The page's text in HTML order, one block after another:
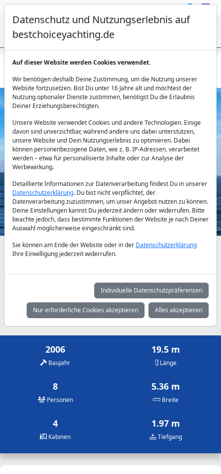
Motoryacht Lady L – 19.5m in Griechenland mieten
Previous
Verfügbarkeiten und Tagespreise nach Absprache
Mai Juni
2.500 €
Juli
2.860 €
August
2.860 €
September
2.500 €
Oktober
2.500 €
2006
Baujahr
19.5 m
Länge
8
Personen
5.36 m
Breite
4
Kabinen
1.97 m
Tiefgang
Datenschutz und Nutzungserlebnis auf
bestchoiceyachting.de
Auf dieser Website werden Cookies verwendet.
Wir benötigen deshalb Deine Zustimmung, um die Nutzung unserer
Website fortzusetzen. Bist Du unter 16 Jahre alt und möchtest der
Nutzung optionaler Dienste zustimmen, benötigst Du die Erlaubnis
Deiner Erziehungsberechtigten.
Unsere Website verwendet Cookies und andere Technologien. Einige
davon sind unverzichtbar, während andere uns dabei unterstützen,
unsere Website und Dein Nutzungserlebnis zu optimieren. Dabei
können personenbezogene Daten, wie z. B. IP-Adressen, verarbeitet
werden – etwa für personalisierte Inhalte oder zur Analyse der
Werbewirkung.
Detaillierte Informationen zur Datenverarbeitung findest Du in unserer
Datenschutzerklärung. Du bist nicht verpflichtet, der
Datenverarbeitung zuzustimmen, um unser Angebot nutzen zu können.
Deine Einstellungen kannst Du jederzeit ändern oder widerrufen. Bitte
beachte jedoch, dass bestimmte Funktionen der Website je nach Deiner
Auswahl möglicherweise eingeschränkt sind.
Sie können am Ende der Website oder in der Datenschutzerklärung
Ihre Einwilligung jederzeit widerrufen.
Individuelle Datenschutzpräferenzen
Nur erforderliche Cookies akzeptieren Alles akzeptieren